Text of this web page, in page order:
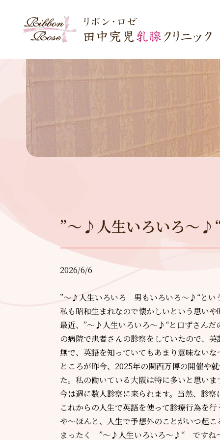
”～♪人生いろいろ～
2026/6/6
”～♪人生いろいろ 男もいろいろ～♪“とい
私も昭和生まれなので懐かしいという思い
最近、”～♪人生いろいろ～♪“と口ずさんだ
の病院で患者さんの診察をしていたので、
無で、英語を知っていてもあまり意味ない
ところが昨今、 2025年の関西万博の開催や
た。私の働いている大阪は特に多いと思い
今は週に数人診察に来られます。当然、診
これからの人生で英語を使って診療行為を
や～ほんと、人生で予想外のことがいつ起
まったく ”～♪人生いろいろ～♪“ ですね